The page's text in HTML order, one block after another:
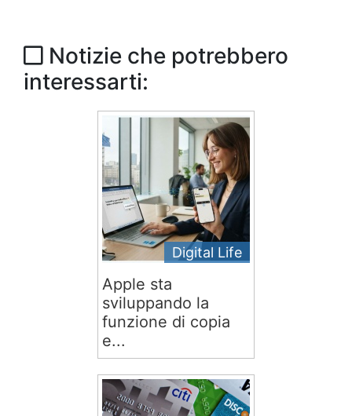
Notizie che potrebbero
interessarti:
Digital Life
Apple sta
sviluppando la
funzione di copia
e...